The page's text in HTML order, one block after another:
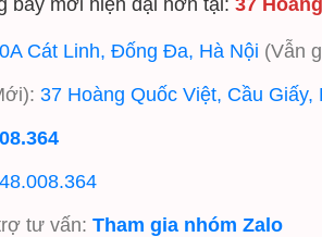
bày mới hiện đại hơn tại: 37
Cát Linh, Đống Đa, Hà Nội (Vẫn
37 Hoàng Quốc Việt, Cầu Giấy,
tư vấn: Tham gia nhóm Zalo